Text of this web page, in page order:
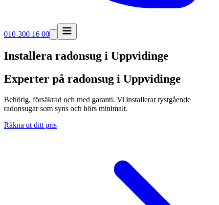
010-300 16 00
Installera radonsug i Uppvidinge
Experter på radonsug i Uppvidinge
Behörig, försäkrad och med garanti. Vi installerar tystgående
radonsugar som syns och hörs minimalt.
Räkna ut ditt pris